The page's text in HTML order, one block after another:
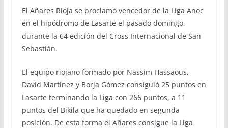
El Añares Rioja se proclamó vencedor de la Liga Anoc
en el hipódromo de Lasarte el pasado domingo,
durante la 64 edición del Cross Internacional de San
Sebastián.
El equipo riojano formado por Nassim Hassaous,
David Martínez y Borja Gómez consiguió 25 puntos en
Lasarte terminando la Liga con 266 puntos, a 11
puntos del Bikila que ha quedado en segunda
posición. De esta forma el Añares consigue la Liga